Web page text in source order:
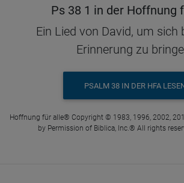
Ps 38 1 in der Hoffnung
Ein Lied von David, um sich
Erinnerung zu
PSALM 38 IN DER HFA
Hoffnung für alle® Copyright © 1983, 1996, 2002,
by Permission of Biblica, Inc.® All rights